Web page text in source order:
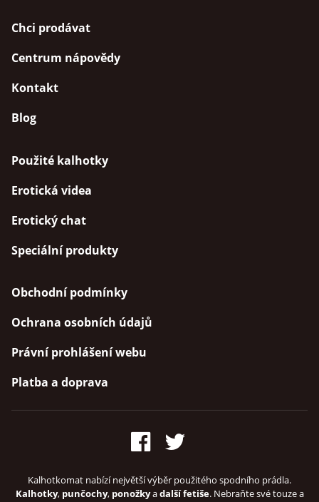
Chci prodávat
Centrum nápovědy
Kontakt
Blog
Použité kalhotky
Erotická videa
Erotický chat
Speciální produkty
Obchodní podmínky
Ochrana osobních údajů
Právní prohlášení webu
Platba a doprava
Kalhotkomat nabízí největší výběr použitého spodního prádla.
Kalhotky, punčochy, ponožkyadalší fetiše. Nebraňte své touze a